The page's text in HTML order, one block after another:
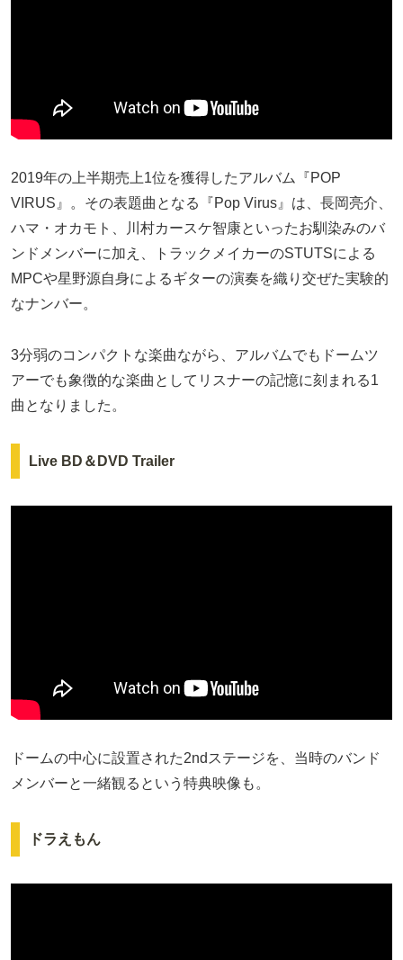
2019年の上半期売上1位を獲得したアルバム『POP
VIRUS』。その表題曲となる『Pop Virus』は、長岡亮介、
ハマ・オカモト、川村カースケ智康といったお馴染みのバ
ンドメンバーに加え、トラックメイカーのSTUTSによる
MPCや星野源自身によるギターの演奏を織り交ぜた実験的
なナンバー。
3分弱のコンパクトな楽曲ながら、アルバムでもドームツ
アーでも象徴的な楽曲としてリスナーの記憶に刻まれる1
曲となりました。
Live BD＆DVD Trailer
ドームの中心に設置された2ndステージを、当時のバンド
メンバーと一緒観るという特典映像も。
ドラえもん